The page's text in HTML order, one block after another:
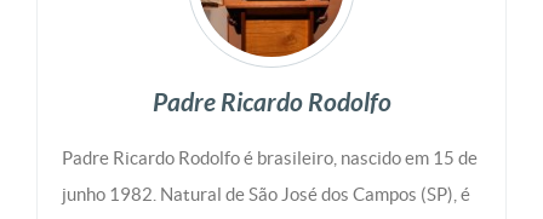
Padre Ricardo Rodolfo
Padre Ricardo Rodolfo é brasileiro, nascido em 15 de
junho 1982. Natural de São José dos Campos (SP), é